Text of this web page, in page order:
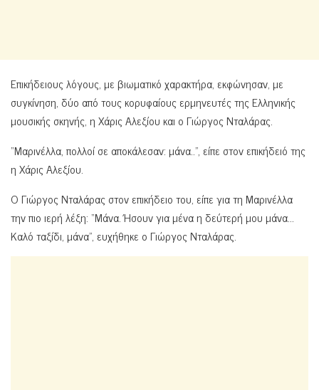
Επικήδειους λόγους, με βιωματικό χαρακτήρα, εκφώνησαν, με
συγκίνηση, δύο από τους κορυφαίους ερμηνευτές της Ελληνικής
μουσικής σκηνής, η Χάρις Αλεξίου και ο Γιώργος Νταλάρας.
“Μαρινέλλα, πολλοί σε αποκάλεσαν: μάνα..”, είπε στον επικήδειό της
η Χάρις Αλεξίου.
Ο Γιώργος Νταλάρας στον επικήδειο του, είπε για τη Μαρινέλλα
την πιο ιερή λέξη: “Μάνα. Ήσουν για μένα η δεύτερή μου μάνα…
Καλό ταξίδι, μάνα”, ευχήθηκε ο Γιώργος Νταλάρας.